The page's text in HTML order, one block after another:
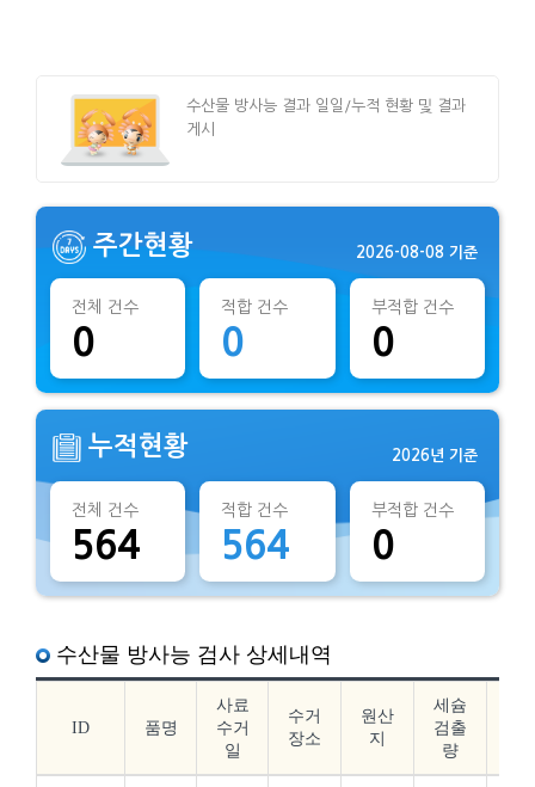
수산물 방사능 결과 일일/누적 현황 및 결과
게시
주간현황 2026-08-08 기준
전체 건수
0
적합 건수
0
부적합 건수
0
누적현황 2026년 기준
전체 건수
564
적합 건수
564
부적합 건수
0
수산물 방사능 검사 상세내역
ID 품명
사료
수거
일
수거
장소
원산
지
세슘
검출
량